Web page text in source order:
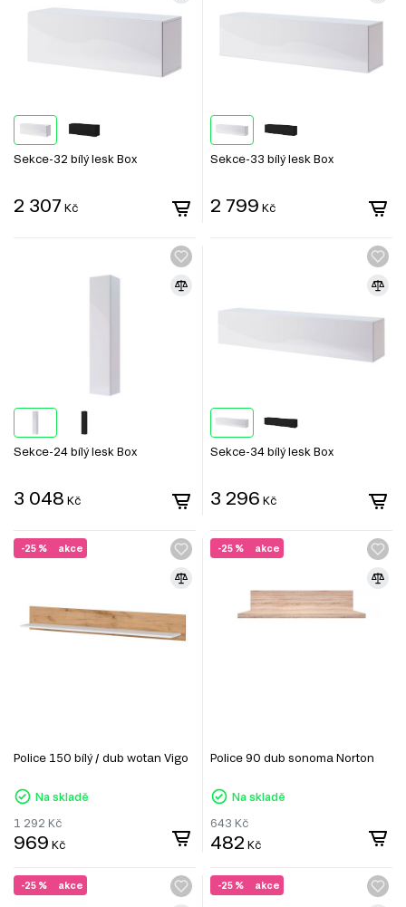
Sekce-32 bílý lesk Box
2 307 Kč
Sekce-33 bílý lesk Box
2 799 Kč
Sekce-24 bílý lesk Box
3 048 Kč
Sekce-34 bílý lesk Box
3 296 Kč
akce
-25 %
Police 150 bílý / dub wotan Vigo
Na skladě
1 292 Kč
969 Kč
akce
-25 %
Police 90 dub sonoma Norton
Na skladě
643 Kč
482 Kč
akce
-25 % akce
-25 %